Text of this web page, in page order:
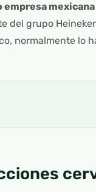
empresa
del grupo
normalmente lo